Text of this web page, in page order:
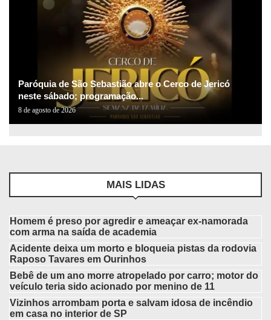
Paróquia de São Sebastião abre o Cerco de Jericó
neste sábado; programação...
8 de agosto de 2026
MAIS LIDAS
Homem é preso por agredir e ameaçar ex-namorada
com arma na saída de academia
Acidente deixa um morto e bloqueia pistas da rodovia
Raposo Tavares em Ourinhos
Bebê de um ano morre atropelado por carro; motor do
veículo teria sido acionado por menino de 11
Vizinhos arrombam porta e salvam idosa de incêndio
em casa no interior de SP